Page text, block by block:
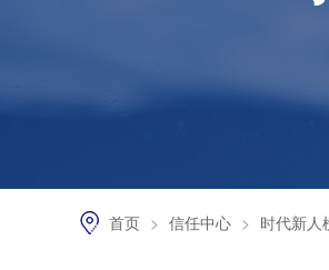
首页 > 信任中心 > 时代新人